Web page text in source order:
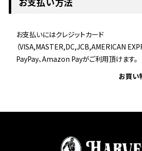
お支払いにはクレジットカード
（VISA,MASTER,DC,JCB,AMERICAN
PayPay、Amazon Payがご利用頂けます。
お買い